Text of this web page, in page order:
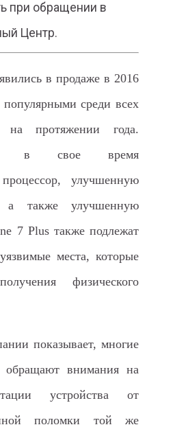
при обращении в
Центр.
в продаже в 2016
популярными среди всех
протяжении года.
в свое время
улучшенную
а также улучшенную
7 Plus также подлежат
места, которые
физического
показывает, многие
обращают внимания на
устройства от
поломки той же